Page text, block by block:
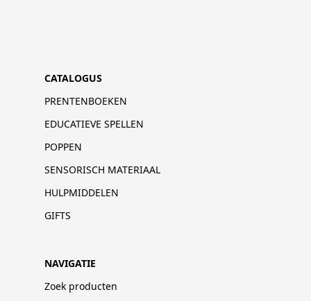
CATALOGUS
PRENTENBOEKEN
EDUCATIEVE SPELLEN
POPPEN
SENSORISCH MATERIAAL
HULPMIDDELEN
GIFTS
NAVIGATIE
Zoek producten